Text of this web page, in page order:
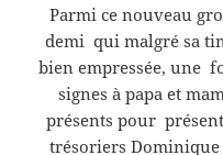
Parmi ce nouveau
demi qui malgré sa
bien empressée, une
signes à papa et
présents pour
trésoriers